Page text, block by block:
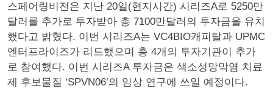
스페어링비전은 지난 20일(현지시간) 시리즈A로 5250만
달러를 추가로 투자받아 총 7100만달러의 투자금을 유치
했다고 밝혔다. 이번 시리즈A는 VC4BIO캐피탈과 UPMC
엔터프라이즈가 리드했으며 총 4개의 투자기관이 추가
로 참여했다. 이번 시리즈A 투자금은 색소성망막염 치료
제 후보물질 ‘SPVN06’의 임상 연구에 쓰일 예정이다.